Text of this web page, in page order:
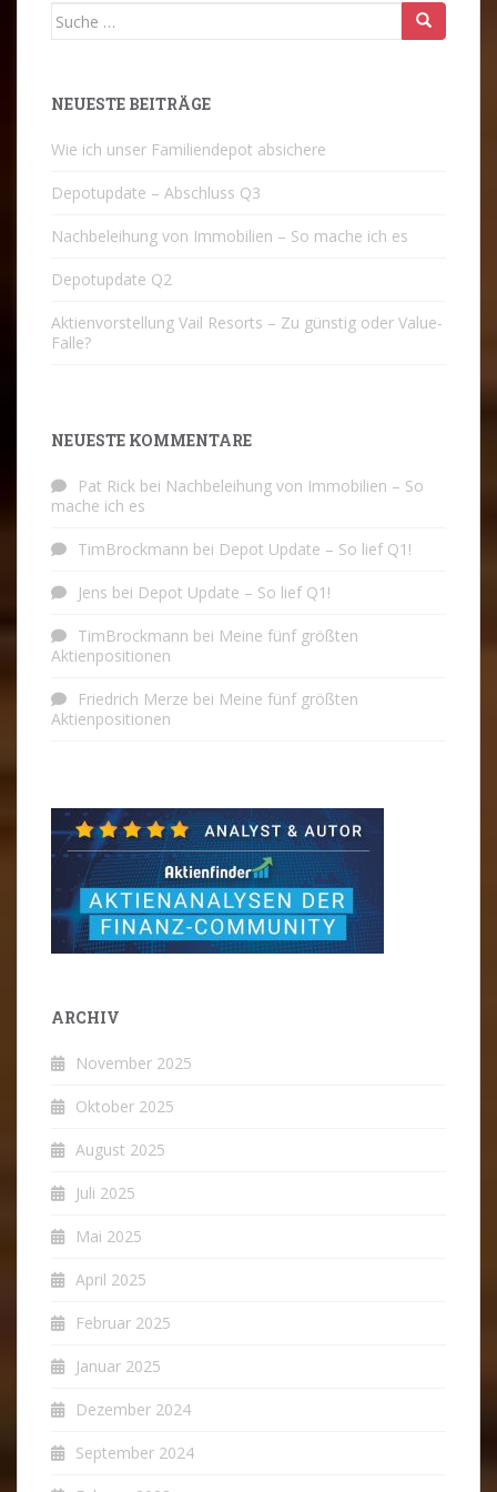
Suche
NEUESTE BEITRÄGE
Wie ich unser Familiendepot absichere
Depotupdate – Abschluss Q3
Nachbeleihung von Immobilien – So mache ich es
Depotupdate Q2
Aktienvorstellung Vail Resorts – Zu günstig oder Value-
Falle?
NEUESTE KOMMENTARE
Pat Rick bei Nachbeleihung von Immobilien – So
mache ich es
TimBrockmann bei Depot Update – So lief Q1!
Jens bei Depot Update – So lief Q1!
TimBrockmann bei Meine fünf größten
Aktienpositionen
Friedrich Merze bei Meine fünf größten
Aktienpositionen
ARCHIV
November 2025
Oktober 2025
August 2025
Juli 2025
Mai 2025
April 2025
Februar 2025
Januar 2025
Dezember 2024
September 2024